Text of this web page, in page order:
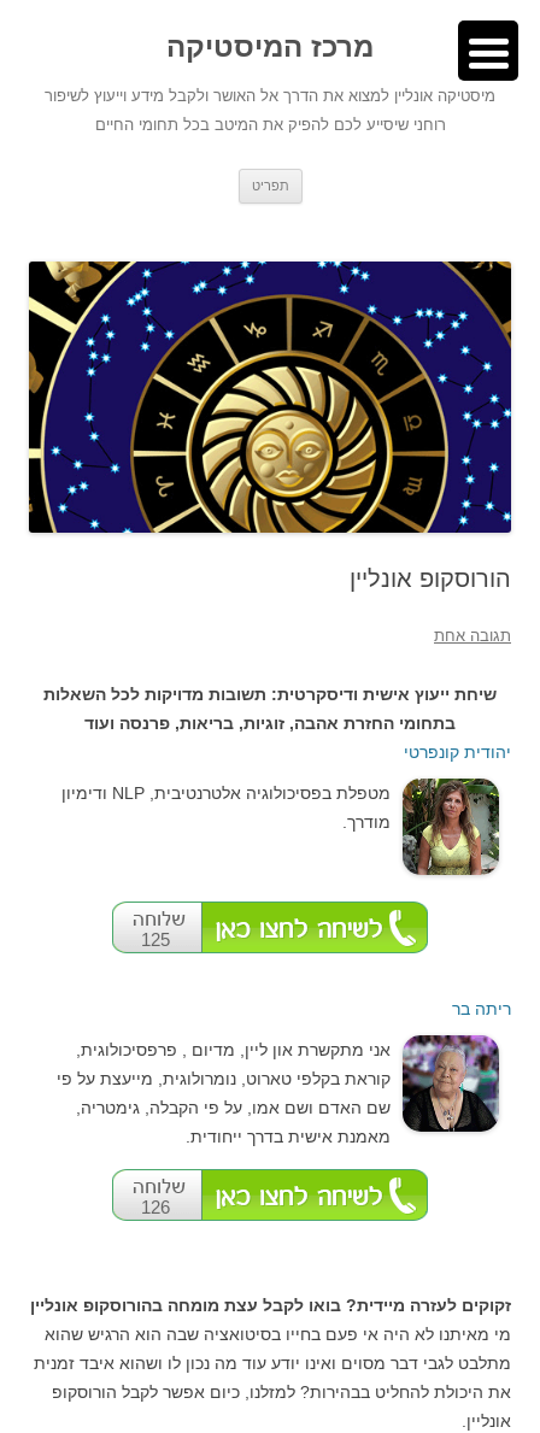
לתוכן
מרכז המיסטיקה
מיסטיקה אונליין למצוא את הדרך אל האושר ולקבל מידע וייעוץ לשיפור
רוחני שיסייע לכם להפיק את המיטב בכל תחומי החיים
תפריט
הורוסקופ אונליין
תגובה אחת
שיחת ייעוץ אישית ודיסקרטית: תשובות מדויקות לכל השאלות
בתחומי החזרת אהבה, זוגיות, בריאות, פרנסה ועוד
יהודית קונפרטי
מטפלת בפסיכולוגיה אלטרנטיבית, NLP ודימיון
מודרך.
125
ריתה בר
אני מתקשרת און ליין, מדיום , פרפסיכולוגית,
קוראת בקלפי טארוט, נומרולוגית, מייעצת על פי
שם האדם ושם אמו, על פי הקבלה, גימטריה,
מאמנת אישית בדרך ייחודית.
126
זקוקים לעזרה מיידית? בואו לקבל עצת מומחה בהורוסקופ אונליין
מי מאיתנו לא היה אי פעם בחייו בסיטואציה שבה הוא הרגיש שהוא
מתלבט לגבי דבר מסוים ואינו יודע עוד מה נכון לו ושהוא איבד זמנית
את היכולת להחליט בבהירות? למזלנו, כיום אפשר לקבל הורוסקופ
אונליין.